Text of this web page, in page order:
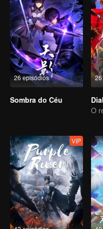
26 episódios
Sombra do Céu
VIP